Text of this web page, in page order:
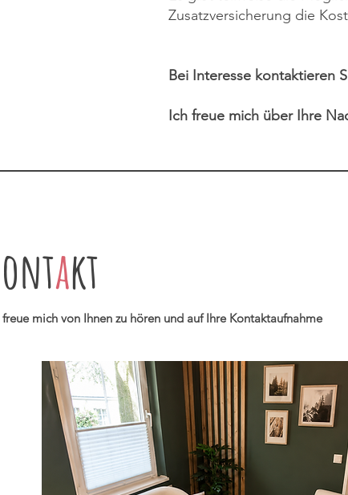
Zusatzversicherung die
Bei Interesse kontaktieren
Ich freue mich über Ihre
akt
freue mich von Ihnen zu hören und auf Ihre Kontaktaufnahme